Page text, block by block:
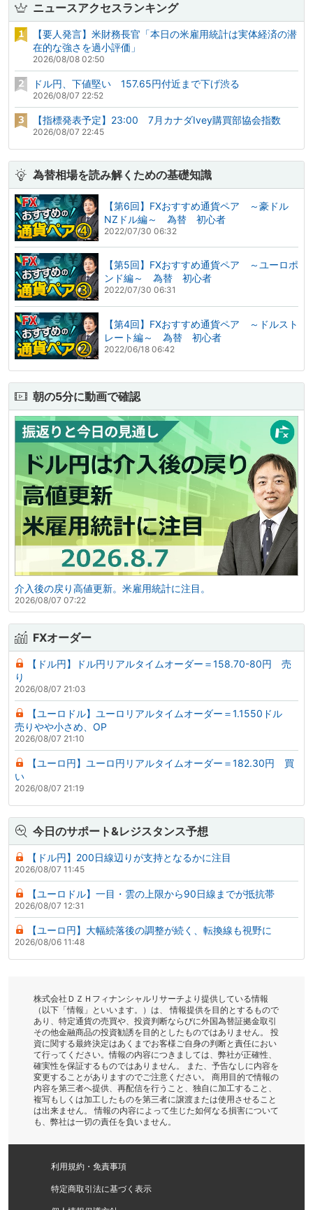
ニュースアクセスランキング
【要人発言】米財務長官「本日の米雇用統計は実体経済の潜
在的な強さを過小評価」
2026/08/08 02:50
ドル円、下値堅い 157.65円付近まで下げ渋る
2026/08/07 22:52
【指標発表予定】23:00 7月カナダIvey購買部協会指数
2026/08/07 22:45
為替相場を読み解くための基礎知識
【第6回】FXおすすめ通貨ペア ～豪ドル
NZドル編～ 為替 初心者
2022/07/30 06:32
【第5回】FXおすすめ通貨ペア ～ユーロポ
ンド編～ 為替 初心者
2022/07/30 06:31
【第4回】FXおすすめ通貨ペア ～ドルスト
レート編～ 為替 初心者
2022/06/18 06:42
朝の5分に動画で確認
介入後の戻り高値更新。米雇用統計に注目。
2026/08/07 07:22
FXオーダー
【ドル円】ドル円リアルタイムオーダー＝158.70-80円 売
り
2026/08/07 21:03
【ユーロドル】ユーロリアルタイムオーダー＝1.1550ドル
売りやや小さめ、OP
2026/08/07 21:10
【ユーロ円】ユーロ円リアルタイムオーダー＝182.30円 買
い
2026/08/07 21:19
今日のサポート&レジスタンス予想
【ドル円】200日線辺りが支持となるかに注目
2026/08/07 11:45
【ユーロドル】一目・雲の上限から90日線までが抵抗帯
2026/08/07 12:31
【ユーロ円】大幅続落後の調整が続く、転換線も視野に
2026/08/06 11:48
株式会社ＤＺＨフィナンシャルリサーチより提供している情報
（以下「情報」といいます。）は、 情報提供を目的とするもので
あり、特定通貨の売買や、投資判断ならびに外国為替証拠金取引
その他金融商品の投資勧誘を目的としたものではありません。 投
資に関する最終決定はあくまでお客様ご自身の判断と責任におい
て行ってください。情報の内容につきましては、弊社が正確性、
確実性を保証するものではありません。 また、予告なしに内容を
変更することがありますのでご注意ください。 商用目的で情報の
内容を第三者へ提供、再配信を行うこと、独自に加工すること、
複写もしくは加工したものを第三者に譲渡または使用させること
は出来ません。 情報の内容によって生じた如何なる損害について
も、弊社は一切の責任を負いません。
利用規約・免責事項
特定商取引法に基づく表示